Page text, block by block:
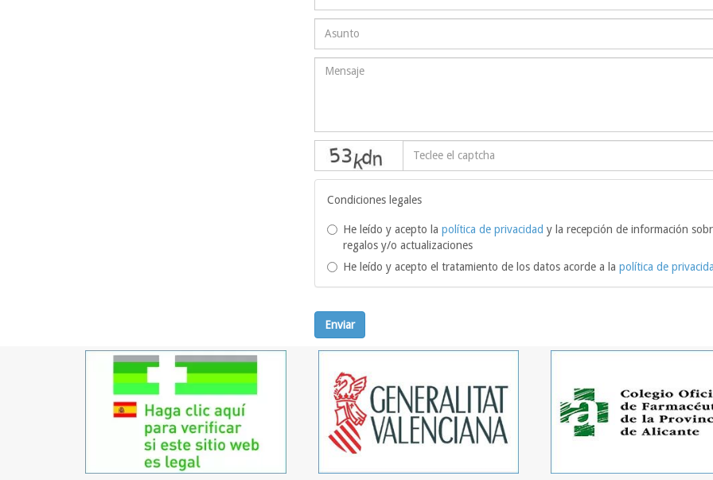
Condiciones legales
He leído y acepto la política de privacidad y la recepción de información
regalos y/o actualizaciones
He leído y acepto el tratamiento de los datos acorde a la política de
Enviar